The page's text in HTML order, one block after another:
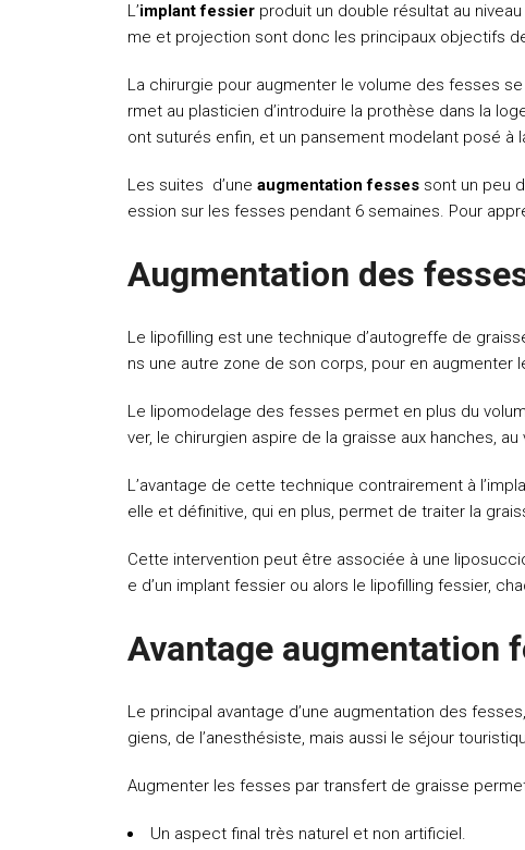
L’implant fessier produit un double résultat au
me et projection sont donc les principaux objectifs
La chirurgie pour augmenter le volume des fesses
rmet au plasticien d’introduire la prothèse dans la
ont suturés enfin, et un pansement modelant posé à
Les suites d’une augmentation fesses sont un peu
ession sur les fesses pendant 6 semaines. Pour
Augmentation des
Le lipofilling est une technique d’autogreffe de
ns une autre zone de son corps, pour en
Le lipomodelage des fesses permet en plus du
ver, le chirurgien aspire de la graisse aux hanches,
L’avantage de cette technique contrairement à
elle et définitive, qui en plus, permet de traiter la
Cette intervention peut être associée à une
e d’un implant fessier ou alors le lipofilling fessier,
Avantage augmentation
Le principal avantage d’une augmentation des
giens, de l’anesthésiste, mais aussi le séjour
Augmenter les fesses par transfert de graisse
Un aspect final très naturel et non artificiel.